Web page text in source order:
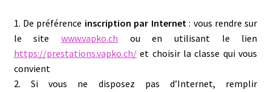
1. De préférence inscription par Internet: vous rendre sur
le site
www.vapko.ch
ou en utilisant le lien
https://prestations.vapko.ch/et choisir la classe qui vous
convient
2. Si vous ne disposez pas d’Internet, remplir